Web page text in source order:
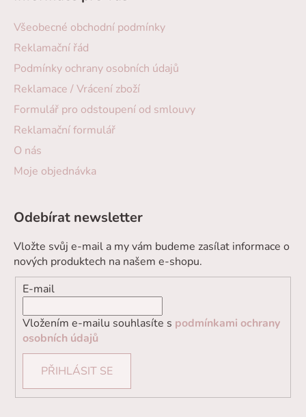
Všeobecné obchodní podmínky
Reklamační řád
Podmínky ochrany osobních údajů
Reklamace / Vrácení zboží
Formulář pro odstoupení od smlouvy
Reklamační formulář
O nás
Moje objednávka
Odebírat newsletter
Vložte svůj e-mail a my vám budeme zasílat informace o
nových produktech na našem e-shopu.
E-mail
Vložením e-mailu souhlasíte s podmínkami ochrany
osobních údajů
PŘIHLÁSIT SE